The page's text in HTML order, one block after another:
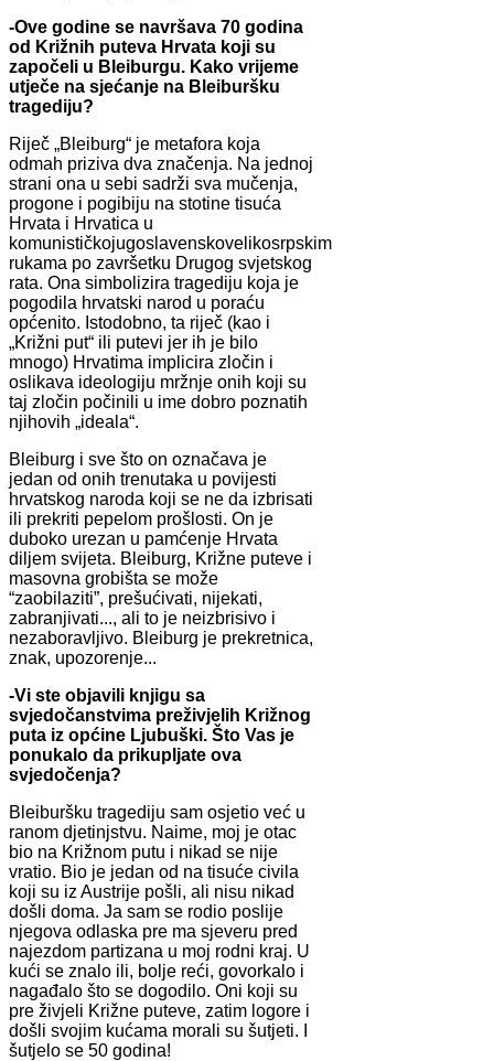
-Ove godine se navršava 70 godina
od Križnih puteva Hrvata koji su
započeli u Bleiburgu. Kako vrijeme
utječe na sjećanje na Bleiburšku
tragediju?
Riječ „Bleiburg“ je metafora koja
odmah priziva dva značenja. Na jednoj
strani ona u sebi sadrži sva mučenja,
progone i pogibiju na stotine tisuća
Hrvata i Hrvatica u
komunističkojugoslavenskovelikosrpskim
rukama po završetku Drugog svjetskog
rata. Ona simbolizira tragediju koja je
pogodila hrvatski narod u poraću
općenito. Istodobno, ta riječ (kao i
„Križni put“ ili putevi jer ih je bilo
mnogo) Hrvatima implicira zločin i
oslikava ideologiju mržnje onih koji su
taj zločin počinili u ime dobro poznatih
njihovih „ideala“.
Bleiburg i sve što on označava je
jedan od onih trenutaka u povijesti
hrvatskog naroda koji se ne da izbrisati
ili prekriti pepelom prošlosti. On je
duboko urezan u pamćenje Hrvata
diljem svijeta. Bleiburg, Križne puteve i
masovna grobišta se može
“zaobilaziti”, prešućivati, nijekati,
zabranjivati..., ali to je neizbrisivo i
nezaboravljivo. Bleiburg je prekretnica,
znak, upozorenje...
-Vi ste objavili knjigu sa
svjedočanstvima preživjelih Križnog
puta iz općine Ljubuški. Što Vas je
ponukalo da prikupljate ova
svjedočenja?
Bleiburšku tragediju sam osjetio već u
ranom djetinjstvu. Naime, moj je otac
bio na Križnom putu i nikad se nije
vratio. Bio je jedan od na tisuće civila
koji su iz Austrije pošli, ali nisu nikad
došli doma. Ja sam se rodio poslije
njegova odlaska pre ma sjeveru pred
najezdom partizana u moj rodni kraj. U
kući se znalo ili, bolje reći, govorkalo i
nagađalo što se dogodilo. Oni koji su
pre živjeli Križne puteve, zatim logore i
došli svojim kućama morali su šutjeti. I
šutjelo se 50 godina!